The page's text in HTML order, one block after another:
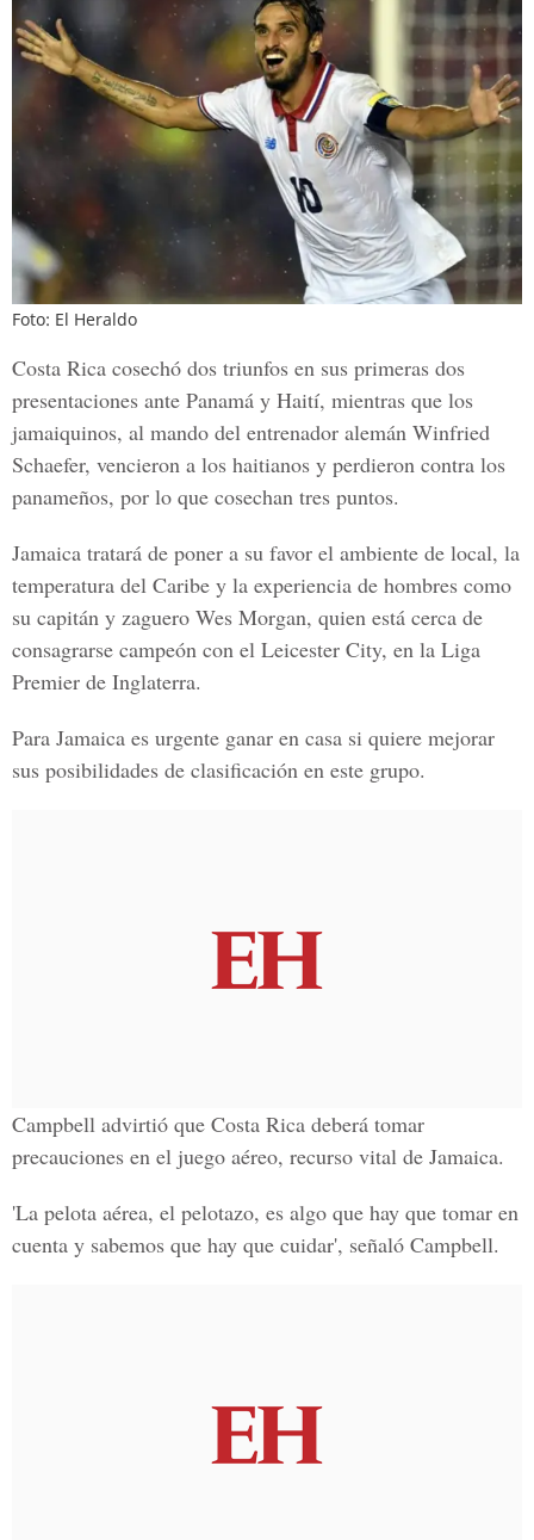
Foto: El Heraldo
Costa Rica cosechó dos triunfos en sus primeras dos
presentaciones ante Panamá y Haití, mientras que los
jamaiquinos, al mando del entrenador alemán Winfried
Schaefer, vencieron a los haitianos y perdieron contra los
panameños, por lo que cosechan tres puntos.
Jamaica tratará de poner a su favor el ambiente de local, la
temperatura del Caribe y la experiencia de hombres como
su capitán y zaguero Wes Morgan, quien está cerca de
consagrarse campeón con el Leicester City, en la Liga
Premier de Inglaterra.
Para Jamaica es urgente ganar en casa si quiere mejorar
sus posibilidades de clasificación en este grupo.
Campbell advirtió que Costa Rica deberá tomar
precauciones en el juego aéreo, recurso vital de Jamaica.
'La pelota aérea, el pelotazo, es algo que hay que tomar en
cuenta y sabemos que hay que cuidar', señaló Campbell.